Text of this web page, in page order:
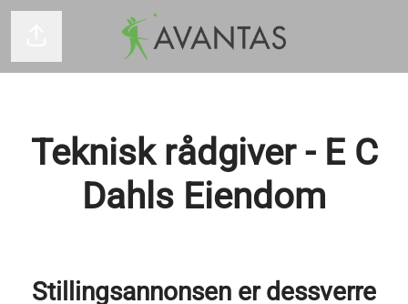
Teknisk rådgiver - E C
Dahls Eiendom
Stillingsannonsen er dessverre